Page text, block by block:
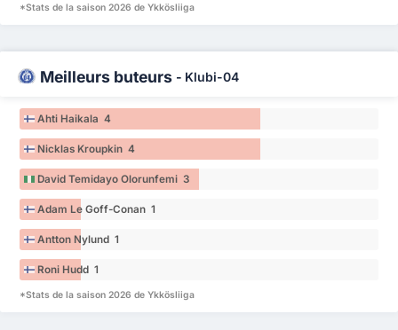
*Stats de la saison 2026 de Ykkösliiga
Meilleurs buteurs - Klubi-04
Ahti Haikala 4
Nicklas Kroupkin 4
David Temidayo Olorunfemi 3
Adam Le Goff-Conan 1
Antton Nylund 1
Roni Hudd 1
*Stats de la saison 2026 de Ykkösliiga